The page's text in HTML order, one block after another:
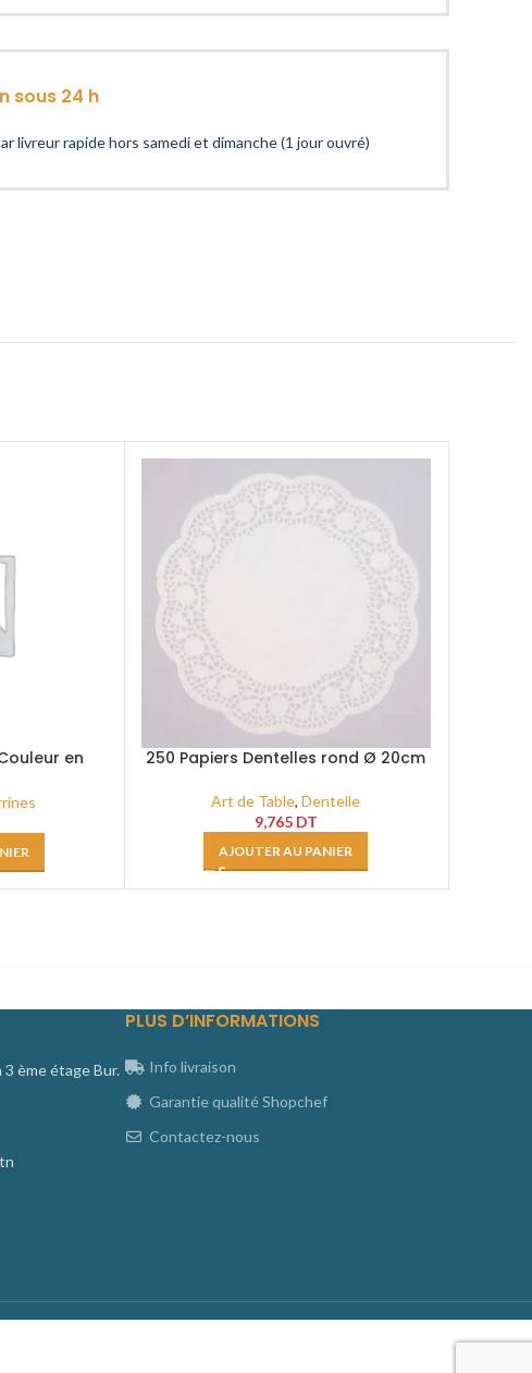
sous 24 h
livreur rapide hors samedi et dimanche (1 jour ouvré)
en
250 Papiers Dentelles rond Ø 20cm
Art de Table,Dentelle
9,765 DT
AJOUTER AU PANIER
3 ème étage Bur.
PLUS D’INFORMATIONS
Info livraison
Garantie qualité Shopchef
Contactez-nous